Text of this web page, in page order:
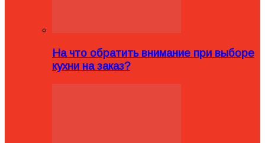
На что обратить внимание при выборе
кухни на заказ?